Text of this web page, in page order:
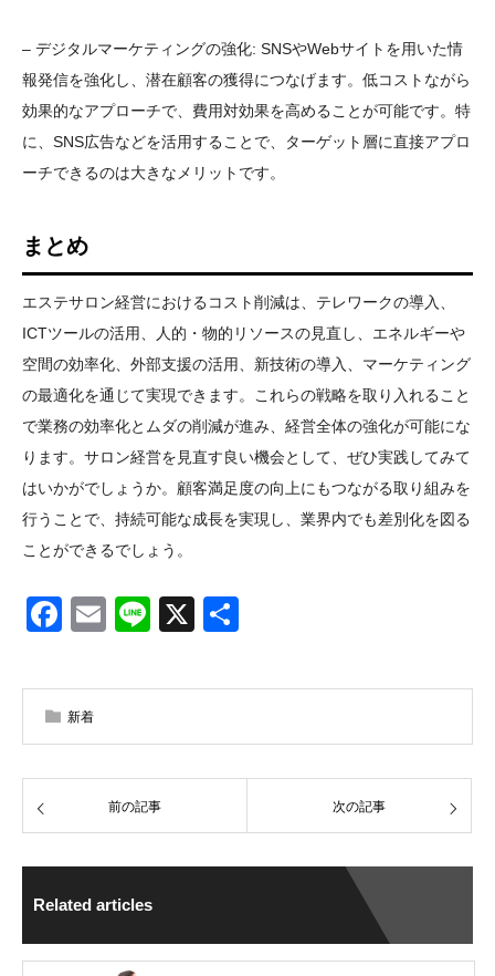
– デジタルマーケティングの強化: SNSやWebサイトを用いた情
報発信を強化し、潜在顧客の獲得につなげます。低コストながら
効果的なアプローチで、費用対効果を高めることが可能です。特
に、SNS広告などを活用することで、ターゲット層に直接アプロ
ーチできるのは大きなメリットです。
まとめ
エステサロン経営におけるコスト削減は、テレワークの導入、
ICTツールの活用、人的・物的リソースの見直し、エネルギーや
空間の効率化、外部支援の活用、新技術の導入、マーケティング
の最適化を通じて実現できます。これらの戦略を取り入れること
で業務の効率化とムダの削減が進み、経営全体の強化が可能にな
ります。サロン経営を見直す良い機会として、ぜひ実践してみて
はいかがでしょうか。顧客満足度の向上にもつながる取り組みを
行うことで、持続可能な成長を実現し、業界内でも差別化を図る
ことができるでしょう。
Facebook
EmailLine
X
新着
前の記事 次の記事
Related articles